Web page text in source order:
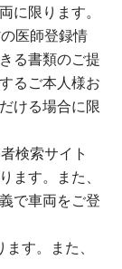
に限ります。
医師登録情
る書類のご提
るご本人様お
ける場合に限
検索サイト
ます。また、
で車両をご登
す。また、